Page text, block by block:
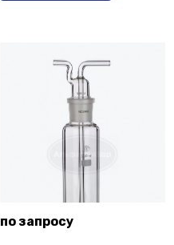
по запросу